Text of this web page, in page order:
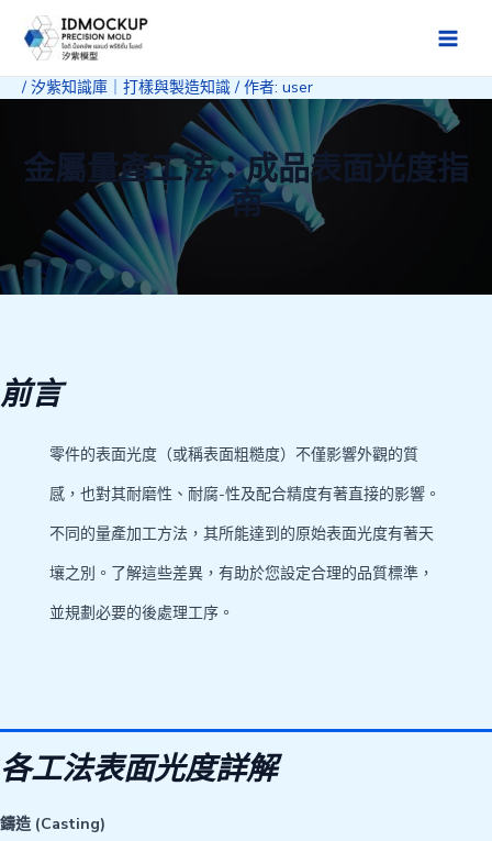
要
Main
/ 汐紫知識庫｜打樣與製造知識/ 作者: user
金屬量產工法：成品表面光度指
南
前言
零件的表面光度（或稱表面粗糙度）不僅影響外觀的質
感，也對其耐磨性、耐腐-性及配合精度有著直接的影響。
不同的量產加工方法，其所能達到的原始表面光度有著天
壤之別。了解這些差異，有助於您設定合理的品質標準，
並規劃必要的後處理工序。
各工法表面光度詳解
鑄造 (Casting)